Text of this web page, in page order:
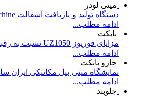
مینی لودر
دستگاه تولید و بازیافت آسفالت Araz machine
ادامه مطلب...
بابکت
مزایای فوریوز UZ1050 نسبت به رقبا
ادامه مطلب...
جارو بابکت
نمایشگاه مینی بیل مکانیکی ایران
ادامه مطلب...
جلوبند